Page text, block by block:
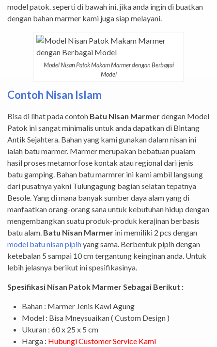
model patok. seperti di bawah ini, jika anda ingin di buatkan
dengan bahan marmer kami juga siap melayani.
Model Nisan Patok Makam Marmer dengan Berbagai
Model
Contoh Nisan Islam
Bisa di lihat pada contoh Batu Nisan Marmerdengan Model
Patok ini sangat minimalis untuk anda dapatkan di Bintang
Antik Sejahtera. Bahan yang kami gunakan dalam nisan ini
ialah batu marmer. Marmer merupakan bebatuan pualam
hasil proses metamorfose kontak atau regional dari jenis
batu gamping. Bahan batu marmrer ini kami ambil langsung
dari pusatnya yakni Tulungagung bagian selatan tepatnya
Besole. Yang di mana banyak sumber daya alam yang di
manfaatkan orang-orang sana untuk kebutuhan hidup dengan
mengembangkan suatu produk-produk kerajinan berbasis
batu alam. Batu Nisan Marmer ini memiliki 2 pcs dengan
model batu nisan pipihyang sama. Berbentuk pipih dengan
ketebalan 5 sampai 10 cm tergantung keinginan anda. Untuk
lebih jelasnya berikut ini spesifikasinya.
Spesifikasi Nisan Patok Marmer Sebagai Berikut :
Bahan : Marmer Jenis Kawi Agung
Model : Bisa Mneysuaikan ( Custom Design )
Ukuran : 60 x 25 x 5 cm
Harga : Hubungi Customer Service Kami